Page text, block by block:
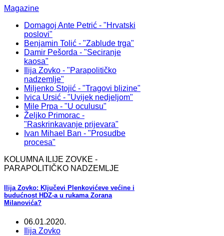
Magazine
Domagoj Ante Petrić - "Hrvatski
poslovi"
Benjamin Tolić - "Zablude trga"
Damir Pešorda - "Seciranje
kaosa"
Ilija Zovko - "Parapolitičko
nadzemlje"
Miljenko Stojić - "Tragovi blizine"
Ivica Ursić - "Uvijek nedjeljom"
Mile Prpa - "U oculusu"
Željko Primorac -
"Raskrinkavanje prijevara"
Ivan Mihael Ban - "Prosudbe
procesa"
KOLUMNA ILIJE ZOVKE -
PARAPOLITIČKO NADZEMLJE
Ilija Zovko: Ključevi Plenkovićeve većine i
budućnost HDZ-a u rukama Zorana
Milanovića?
06.01.2020.
Ilija Zovko